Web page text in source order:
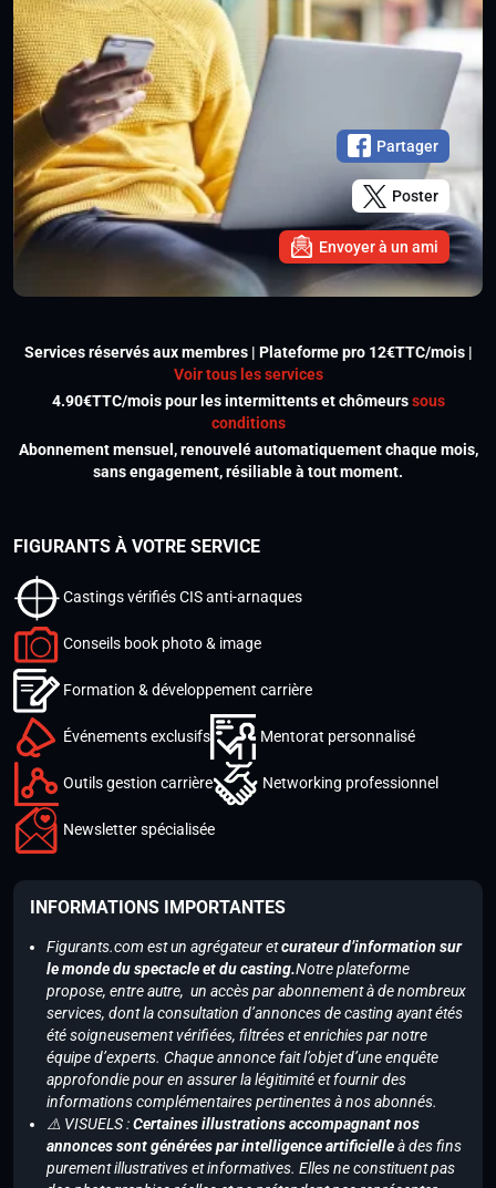
Partager
Poster
Envoyer à un ami
Services réservés aux membres | Plateforme pro 12€TTC/mois |
Voir tous les services
4.90€TTC/mois pour les intermittents et chômeurssous
conditions
Abonnement mensuel, renouvelé automatiquement chaque mois,
sans engagement, résiliable à tout moment.
FIGURANTS À VOTRE SERVICE
Castings vérifiés CIS anti-arnaques
Conseils book photo & image
Formation & développement carrière
Événements exclusifs Mentorat personnalisé
Outils gestion carrière Networking professionnel
Newsletter spécialisée
INFORMATIONS IMPORTANTES
Figurants.com est un agrégateur etcurateur d’information sur
le monde du spectacle et du casting.Notre plateforme
propose, entre autre, un accès par abonnement à de nombreux
services, dont la consultation d’annonces de casting ayant étés
été soigneusement vérifiées, filtrées et enrichies par notre
équipe d’experts. Chaque annonce fait l’objet d’une enquête
approfondie pour en assurer la légitimité et fournir des
informations complémentaires pertinentes à nos abonnés.
⚠️ VISUELS :Certaines illustrations accompagnant nos
annonces sont générées par intelligence artificielleà des fins
purement illustratives et informatives. Elles ne constituent pas